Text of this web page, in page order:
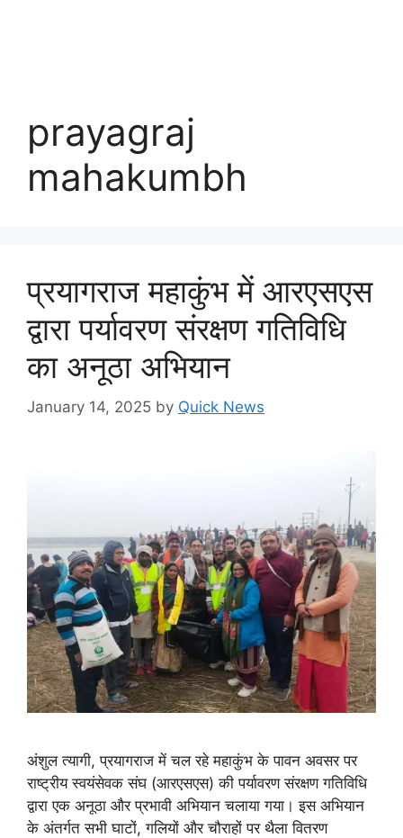
prayagraj
mahakumbh
प्रयागराज महाकुंभ में आरएसएस
द्वारा पर्यावरण संरक्षण गतिविधि
का अनूठा अभियान
January 14, 2025 by Quick News
अंशुल त्यागी, प्रयागराज में चल रहे महाकुंभ के पावन अवसर पर
राष्ट्रीय स्वयंसेवक संघ (आरएसएस) की पर्यावरण संरक्षण गतिविधि
द्वारा एक अनूठा और प्रभावी अभियान चलाया गया। इस अभियान
के अंतर्गत सभी घाटों, गलियों और चौराहों पर थैला वितरण